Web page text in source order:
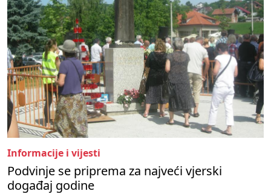
Informacije i vijesti
Podvinje se priprema za najveći vjerski
događaj godine